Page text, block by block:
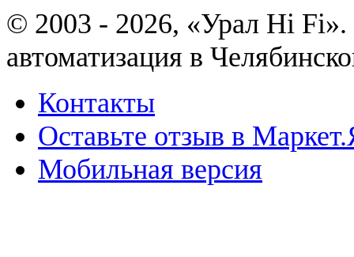
© 2003 - 2026, «Урал Hi
автоматизация в
Контакты
Оставьте отзыв в
Мобильная версия